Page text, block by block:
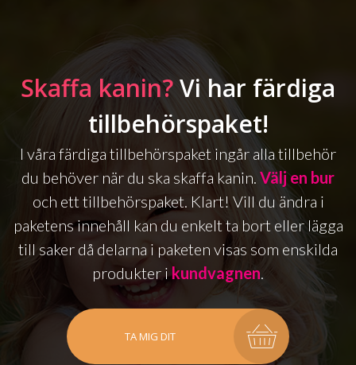
Skaffa kanin?Vi har färdiga
tillbehörspaket!
I våra färdiga tillbehörspaket ingår alla tillbehör
du behöver när du ska skaffa kanin. Välj en bur
och ett tillbehörspaket. Klart! Vill du ändra i
paketens innehåll kan du enkelt ta bort eller lägga
till saker då delarna i paketen visas som enskilda
produkter ikundvagnen
TA MIG DIT